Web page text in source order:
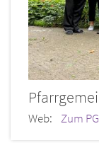
Web: Zum